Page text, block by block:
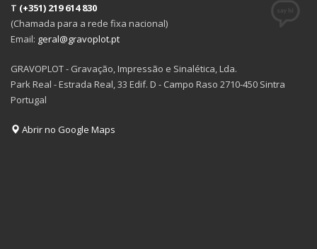
T (+351) 219 614 830
(Chamada para a rede fixa nacional)
Email: geral@gravoplot.pt
GRAVOPLOT - Gravação, Impressão e Sinalética, Lda.
Park Real - Estrada Real, 33 Edif. D - Campo Raso 2710-450 Sintra
Portugal
Abrir no Google Maps